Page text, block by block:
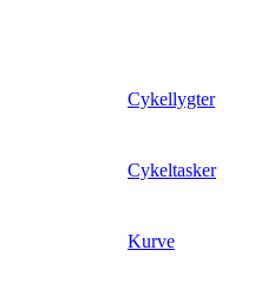
Cykellygter
Cykeltasker
Kurve